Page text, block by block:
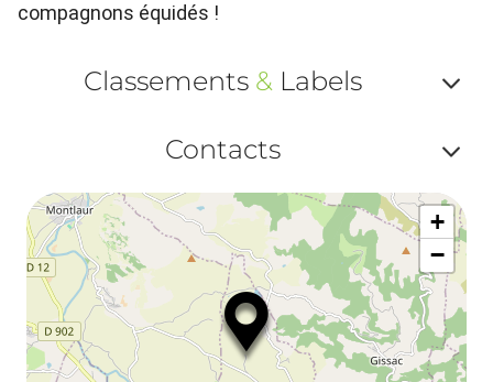
compagnons équidés !
Classements &Labels
ou
Contacts
ou
+
−